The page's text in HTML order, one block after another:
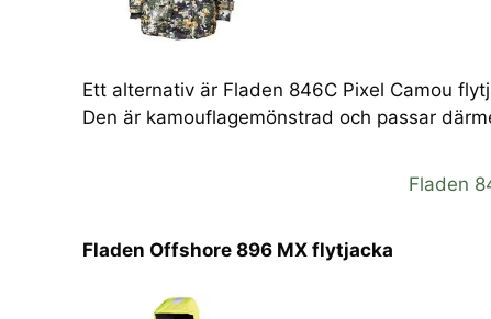
Ett alternativ är Fladen 846C Pixel Camou
Den är kamouflagemönstrad och passar
Fladen
Fladen Offshore 896 MX flytjacka